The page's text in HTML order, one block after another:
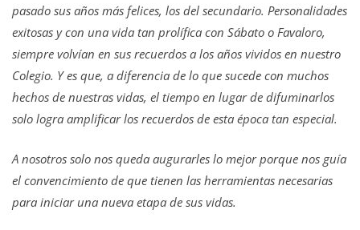
pasado sus años más felices, los del secundario. Personalidades
exitosas y con una vida tan prolífica con Sábato o Favaloro,
siempre volvían en sus recuerdos a los años vividos en nuestro
Colegio. Y es que, a diferencia de lo que sucede con muchos
hechos de nuestras vidas, el tiempo en lugar de difuminarlos
solo logra amplificar los recuerdos de esta época tan especial.
A nosotros solo nos queda augurarles lo mejor porque nos guía
el convencimiento de que tienen las herramientas necesarias
para iniciar una nueva etapa de sus vidas.